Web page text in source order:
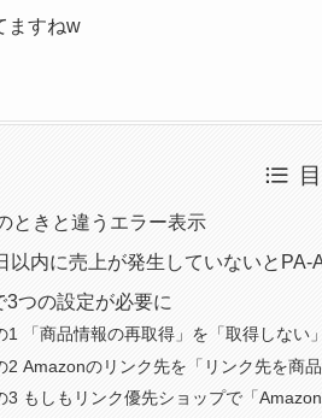
ますねw
ときと違うエラー表示
以内に売上が発生していないとPA-
3つの設定が必要に
1 「商品情報の再取得」を「取得しない
2 Amazonのリンク先を「リンク先を商
3 もしもリンク優先ショップで「